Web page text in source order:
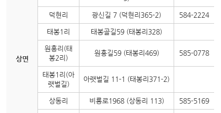
상면
덕현리 광신길 7 (덕현리365-2) 584-2224
태봉1리 태봉골길59 (태봉리328)
원흥리(태
봉2리)
원흥길59 (태봉리469) 585-0778
태봉1리(아
랫벌길)
아랫벌길 11-1 (태봉리371-2)
상동리 비룡로1968 (상동리 113) 585-5169